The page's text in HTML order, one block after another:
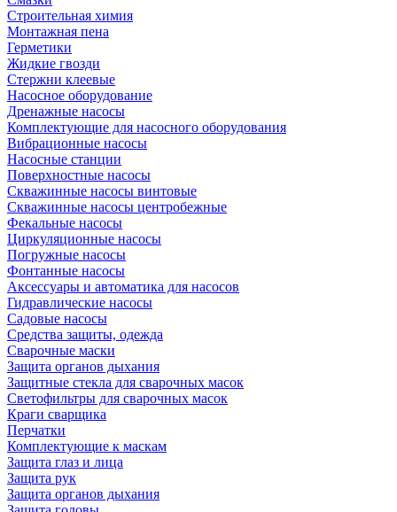
Строительная химия
Монтажная пена
Герметики
Жидкие гвозди
Стержни клеевые
Насосное оборудование
Дренажные насосы
Комплектующие для насосного оборудования
Вибрационные насосы
Насосные станции
Поверхностные насосы
Скважинные насосы винтовые
Скважинные насосы центробежные
Фекальные насосы
Циркуляционные насосы
Погружные насосы
Фонтанные насосы
Аксессуары и автоматика для насосов
Гидравлические насосы
Садовые насосы
Средства защиты, одежда
Сварочные маски
Защита органов дыхания
Защитные стекла для сварочных масок
Светофильтры для сварочных масок
Краги сварщика
Перчатки
Комплектующие к маскам
Защита глаз и лица
Защита рук
Защита органов дыхания